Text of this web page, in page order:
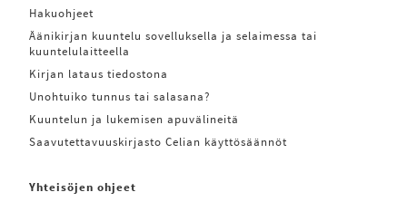
Hakuohjeet
Äänikirjan kuuntelu sovelluksella ja selaimessa tai
kuuntelulaitteella
Kirjan lataus tiedostona
Unohtuiko tunnus tai salasana?
Kuuntelun ja lukemisen apuvälineitä
Saavutettavuuskirjasto Celian käyttösäännöt
Yhteisöjen ohjeet